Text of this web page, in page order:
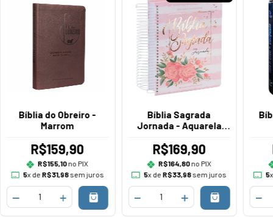
Bíblia do Obreiro -
Marrom
R$159,90
R$155,10no PIX
5x de R$31,98sem juros
Bíblia Sagrada
Jornada - Aquarela
R$169,90
R$164,80no PIX
5x de R$33,98sem juros 5